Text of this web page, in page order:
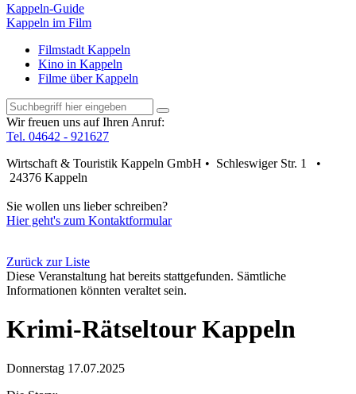
Kappeln-Guide
Kappeln im Film
Filmstadt Kappeln
Kino in Kappeln
Filme über Kappeln
Wir freuen uns auf Ihren Anruf:
Tel. 04642 - 921627
Wirtschaft & Touristik Kappeln GmbH • Schleswiger Str. 1 •
24376 Kappeln
Sie wollen uns lieber schreiben?
Hier geht's zum Kontaktformular
Zurück zur Liste
Diese Veranstaltung hat bereits stattgefunden. Sämtliche
Informationen könnten veraltet sein.
Krimi-Rätseltour Kappeln
Donnerstag 17.07.2025